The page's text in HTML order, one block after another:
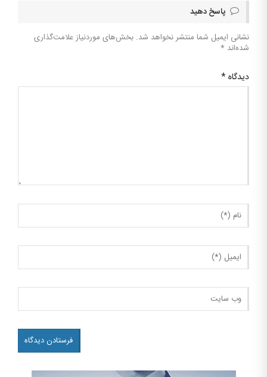
پاسخ دهید
نشانی ایمیل شما منتشر نخواهد شد. بخش‌های موردنیاز علامت‌گذاری
شده‌اند *
دیدگاه *